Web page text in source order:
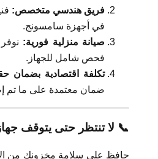
فريق هندسي متخصص:
في أجهزة سامسونج.
صيانة منزلية فورية:
فحص شامل للجهاز.
تكلفة اقتصادية بضمان
ضمان معتمدة على ما تم
📞 لا تنتظر حتى يتوقف
حافظ على سلامة مخزونك من